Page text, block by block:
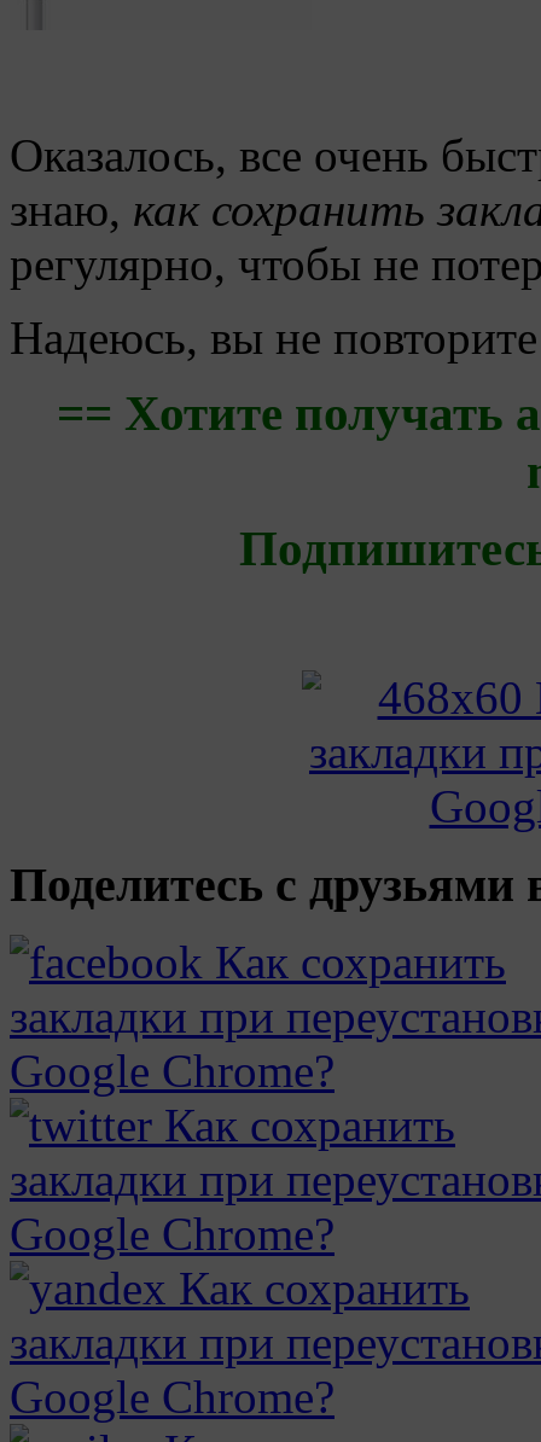
Оказалось, все очень
знаю, как сохранить
регулярно, чтобы не
Надеюсь, вы не
== Хотите получать
Поделитесь с друзьями